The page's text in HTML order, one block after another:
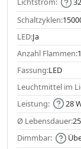
Schaltzyklen:
LED:Ja
Anzahl Flammen:1
Fassung:LED
Leuchtmittel im
Leistung:
28
Ø Lebensdauer:
Dimmbar: